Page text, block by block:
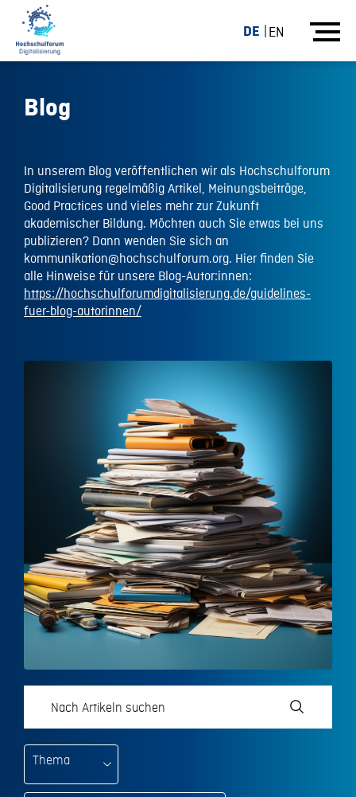
DE EN
Blog
In unserem Blog veröffentlichen wir als Hochschulforum
Digitalisierung regelmäßig Artikel, Meinungsbeiträge,
Good Practices und vieles mehr zur Zukunft
akademischer Bildung. Möchten auch Sie etwas bei uns
publizieren? Dann wenden Sie sich an
kommunikation@hochschulforum.org. Hier finden Sie
alle Hinweise für unsere Blog-Autor:innen:
https://hochschulforumdigitalisierung.de/guidelines-
fuer-blog-autorinnen/
Thema